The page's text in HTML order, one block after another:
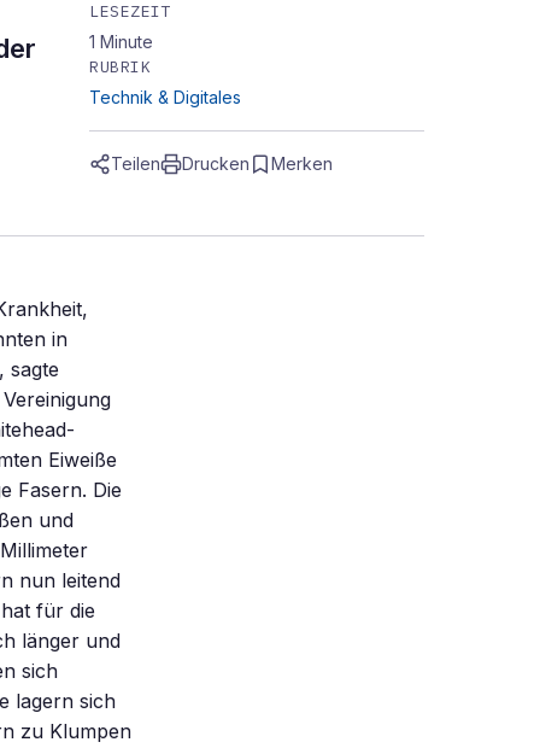
LESEZEIT
1 Minute
RUBRIK
Technik & Digitales
Teilen Drucken Merken
in
sagte
Eiweiße
Fasern. Die
und
nun leitend
für die
länger und
sich
lagern sich
zu Klumpen